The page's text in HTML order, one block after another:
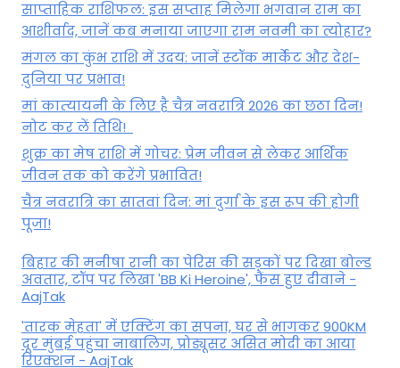
साप्ताहिक राशिफल: इस सप्ताह मिलेगा भगवान राम का
आशीर्वाद, जानें कब मनाया जाएगा राम नवमी का त्योहार?
मंगल का कुंभ राशि में उदय: जानें स्‍टॉक मार्केट और देश-
दुनिया पर प्रभाव!
मां कात्‍यायनी के लिए है चैत्र नवरात्रि 2026 का छठा दिन!
नोट कर लें तिथि!
शुक्र का मेष राशि में गोचर: प्रेम जीवन से लेकर आर्थिक
जीवन तक को करेंगे प्रभावित!
चैत्र नवरात्रि का सातवां दिन: मां दुर्गा के इस रूप की होगी
पूजा!
बिहार की मनीषा रानी का पेरिस की सड़कों पर दिखा बोल्ड
अवतार, टॉप पर लिखा 'BB Ki Heroine', फैंस हुए दीवाने -
AajTak
'तारक मेहता' में एक्टिंग का सपना, घर से भागकर 900KM
दूर मुंबई पहुंचा नाबालिग, प्रोड्यूसर असित मोदी का आया
रिएक्शन - AajTak